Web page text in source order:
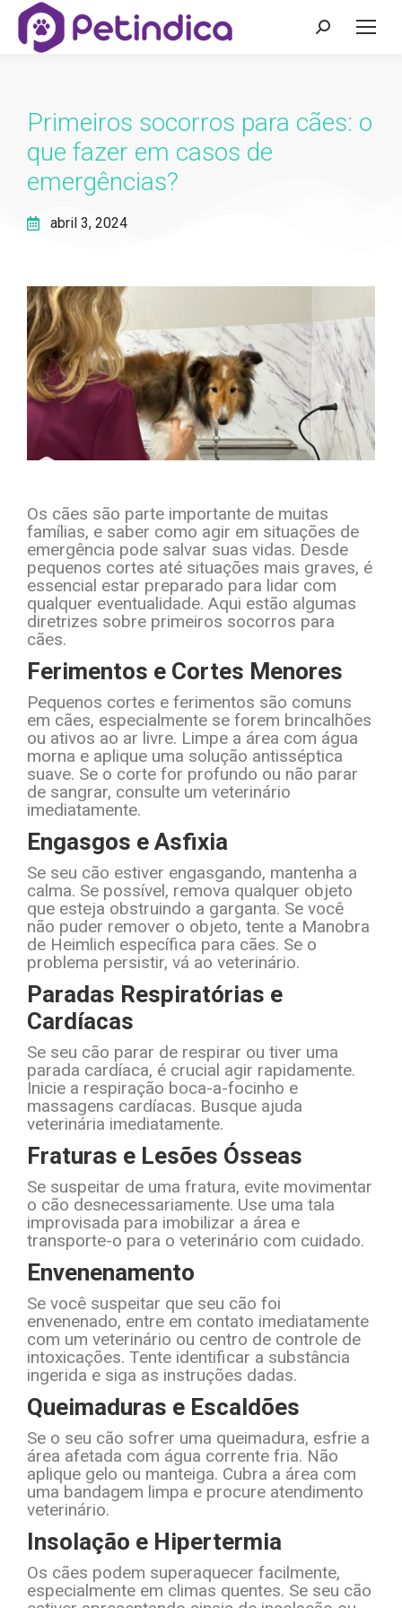
Primeiros socorros para cães: o
que fazer em casos de
emergências?
abril 3, 2024
Os cães são parte importante de muitas
famílias, e saber como agir em situações de
emergência pode salvar suas vidas. Desde
pequenos cortes até situações mais graves, é
essencial estar preparado para lidar com
qualquer eventualidade. Aqui estão algumas
diretrizes sobre primeiros socorros para
cães.
Ferimentos e Cortes Menores
Pequenos cortes e ferimentos são comuns
em cães, especialmente se forem brincalhões
ou ativos ao ar livre. Limpe a área com água
morna e aplique uma solução antisséptica
suave. Se o corte for profundo ou não parar
de sangrar, consulte um veterinário
imediatamente.
Engasgos e Asfixia
Se seu cão estiver engasgando, mantenha a
calma. Se possível, remova qualquer objeto
que esteja obstruindo a garganta. Se você
não puder remover o objeto, tente a Manobra
de Heimlich específica para cães. Se o
problema persistir, vá ao veterinário.
Paradas Respiratórias e
Cardíacas
Se seu cão parar de respirar ou tiver uma
parada cardíaca, é crucial agir rapidamente.
Inicie a respiração boca-a-focinho e
massagens cardíacas. Busque ajuda
veterinária imediatamente.
Fraturas e Lesões Ósseas
Se suspeitar de uma fratura, evite movimentar
o cão desnecessariamente. Use uma tala
improvisada para imobilizar a área e
transporte-o para o veterinário com cuidado.
Envenenamento
Se você suspeitar que seu cão foi
envenenado, entre em contato imediatamente
com um veterinário ou centro de controle de
intoxicações. Tente identificar a substância
ingerida e siga as instruções dadas.
Queimaduras e Escaldões
Se o seu cão sofrer uma queimadura, esfrie a
área afetada com água corrente fria. Não
aplique gelo ou manteiga. Cubra a área com
uma bandagem limpa e procure atendimento
veterinário.
Insolação e Hipertermia
Os cães podem superaquecer facilmente,
especialmente em climas quentes. Se seu cão